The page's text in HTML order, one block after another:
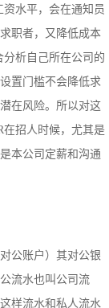
水平，会在通知员
职者，又降低成本
析自己所在公司的
置门槛不会降低求
在风险。所以对这
在招人时候，尤其是
本公司定薪和沟通
公账户）其对公银
流水也叫公司流
样流水和私人流水